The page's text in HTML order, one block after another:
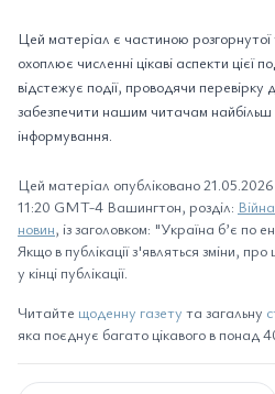
Цей матеріал є частиною розгорнутої
охоплює численні цікаві аспекти цієї
відстежує події, проводячи
забезпечити нашим читачам
інформування.
Цей матеріал опубліковано
11:20 GMT-4 Вашингтон, розділ:
новин, із заголовком: "Україна б’є по
Якщо в публікації з'являться зміни,
у кінці публікації.
Читайте щоденну газету та загальну
яка поєднує багато цікавого в понад 40